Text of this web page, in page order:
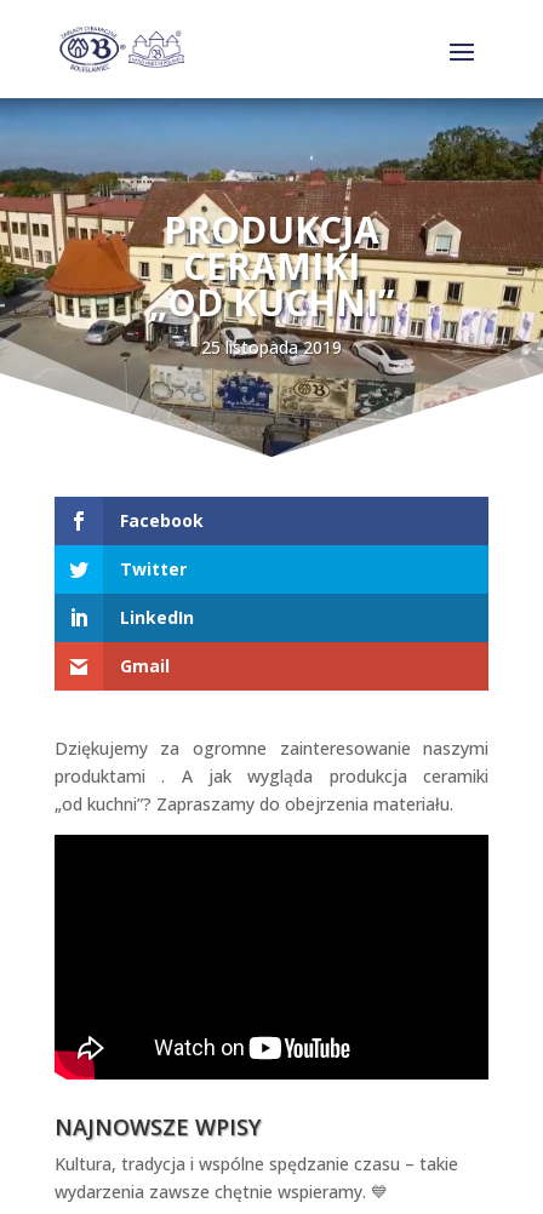
PRODUKCJA
CERAMIKI
„OD KUCHNI”
25 listopada 2019
Facebook
Twitter
LinkedIn
Gmail
Dziękujemy za ogromne zainteresowanie naszymi
produktami. A jak wygląda produkcja ceramiki
„od kuchni”? Zapraszamy do obejrzenia materiału.
NAJNOWSZE WPISY
Kultura, tradycja i wspólne spędzanie czasu – takie
wydarzenia zawsze chętnie wspieramy. 💙